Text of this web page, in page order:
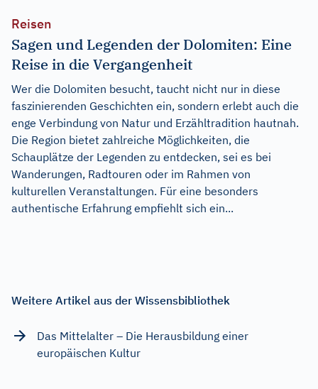
Reisen
Sagen und Legenden der Dolomiten: Eine
Reise in die Vergangenheit
Wer die Dolomiten besucht, taucht nicht nur in diese
faszinierenden Geschichten ein, sondern erlebt auch die
enge Verbindung von Natur und Erzähltradition hautnah.
Die Region bietet zahlreiche Möglichkeiten, die
Schauplätze der Legenden zu entdecken, sei es bei
Wanderungen, Radtouren oder im Rahmen von
kulturellen Veranstaltungen. Für eine besonders
authentische Erfahrung empfiehlt sich ein...
Weitere Artikel aus der Wissensbibliothek
Das Mittelalter – Die Herausbildung einer
europäischen Kultur